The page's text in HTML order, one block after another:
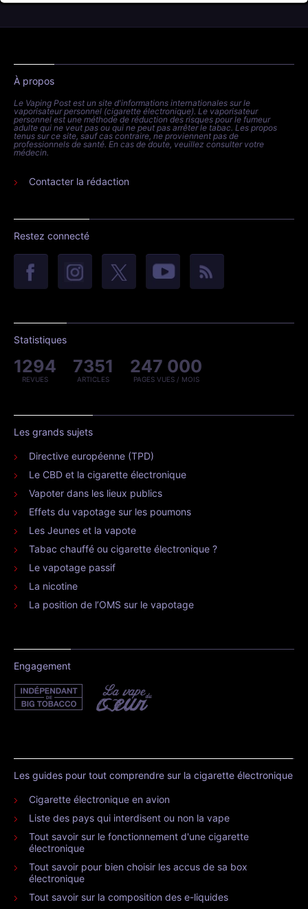
À propos
Le Vaping Post est un site d'informations internationales sur le
vaporisateur personnel (cigarette électronique). Le vaporisateur
personnel est une méthode de réduction des risques pour le fumeur
adulte qui ne veut pas ou qui ne peut pas arrêter le tabac. Les propos
tenus sur ce site, sauf cas contraire, ne proviennent pas de
professionnels de santé. En cas de doute, veuillez consulter votre
médecin.
Contacter la rédaction
Restez connecté
Statistiques
1294
REVUES
7351
ARTICLES
247 000
PAGES VUES / MOIS
Les grands sujets
Directive européenne (TPD)
Le CBD et la cigarette électronique
Vapoter dans les lieux publics
Effets du vapotage sur les poumons
Les Jeunes et la vapote
Tabac chauffé ou cigarette électronique ?
Le vapotage passif
La nicotine
La position de l’OMS sur le vapotage
Engagement
Les guides pour tout comprendre sur la cigarette électronique
Cigarette électronique en avion
Liste des pays qui interdisent ou non la vape
Tout savoir sur le fonctionnement d'une cigarette
électronique
Tout savoir pour bien choisir les accus de sa box
électronique
Tout savoir sur la composition des e-liquides